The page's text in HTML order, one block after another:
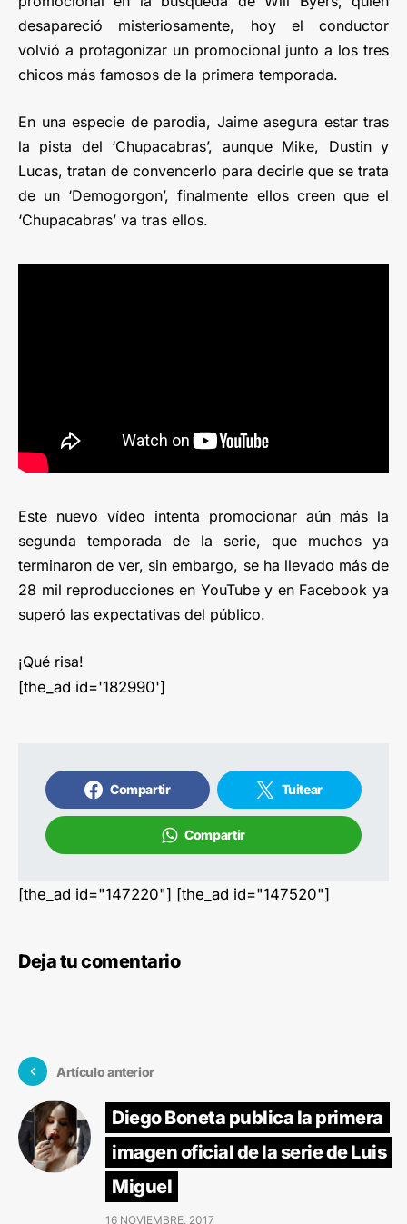
desapareció misteriosamente, hoy el conductor
volvió a protagonizar un promocional junto a los tres
chicos más famosos de la primera temporada.
En una especie de parodia, Jaime asegura estar tras
la pista del ‘Chupacabras’, aunque Mike, Dustin y
Lucas, tratan de convencerlo para decirle que se trata
de un ‘Demogorgon’, finalmente ellos creen que el
‘Chupacabras’ va tras ellos.
Este nuevo vídeo intenta promocionar aún más la
segunda temporada de la serie, que muchos ya
terminaron de ver, sin embargo, se ha llevado más de
28 mil reproducciones en YouTube y en Facebook ya
superó las expectativas del público.
¡Qué risa!
[the_ad id='182990']
Compartir Tuitear
Compartir
[the_ad id="147220"] [the_ad id="147520"]
Deja tu comentario
Artículo anterior
Diego Boneta publica la primera
imagen oficial de la serie de Luis
Miguel
16 NOVIEMBRE, 2017